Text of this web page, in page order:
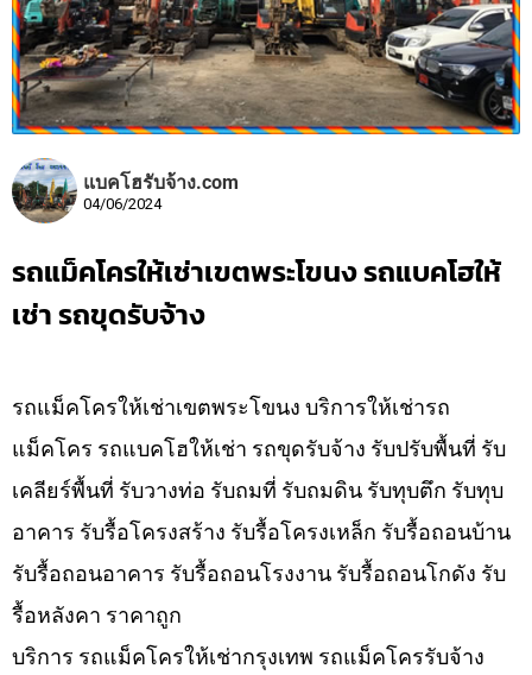
แบคโฮรับจ้าง.com
04/06/2024
รถแม็คโครให้เช่าเขตพระโขนง รถแบคโฮให้
เช่า รถขุดรับจ้าง
รถแม็คโครให้เช่าเขตพระโขนง บริการให้เช่ารถ
แม็คโคร รถแบคโฮให้เช่า รถขุดรับจ้าง รับปรับพื้นที่ รับ
เคลียร์พื้นที่ รับวางท่อ รับถมที่ รับถมดิน รับทุบตึก รับทุบ
อาคาร รับรื้อโครงสร้าง รับรื้อโครงเหล็ก รับรื้อถอนบ้าน
รับรื้อถอนอาคาร รับรื้อถอนโรงงาน รับรื้อถอนโกดัง รับ
รื้อหลังคา ราคาถูก
บริการ รถแม็คโครให้เช่ากรุงเทพ รถแม็คโครรับจ้าง